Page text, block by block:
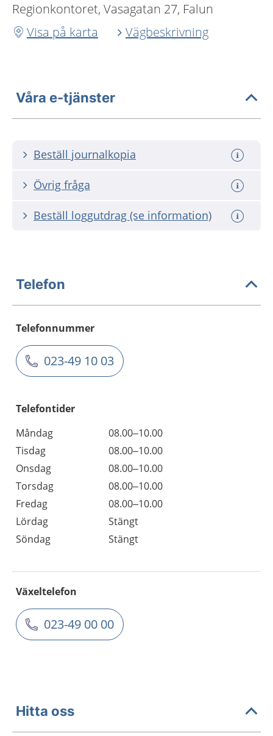
Regionkontoret, Vasagatan 27, Falun
Visa på karta
Vägbeskrivning
Våra e-tjänster
Beställ journalkopia
Övrig fråga
Beställ loggutdrag (se information)
Telefon
Telefonnummer
023-49 10 03
Telefontider
Måndag
08.00–10.00
Tisdag
08.00–10.00
Onsdag
08.00–10.00
Torsdag
08.00–10.00
Fredag
08.00–10.00
Lördag
Stängt
Söndag
Stängt
Växeltelefon
023-49 00 00
Hitta oss